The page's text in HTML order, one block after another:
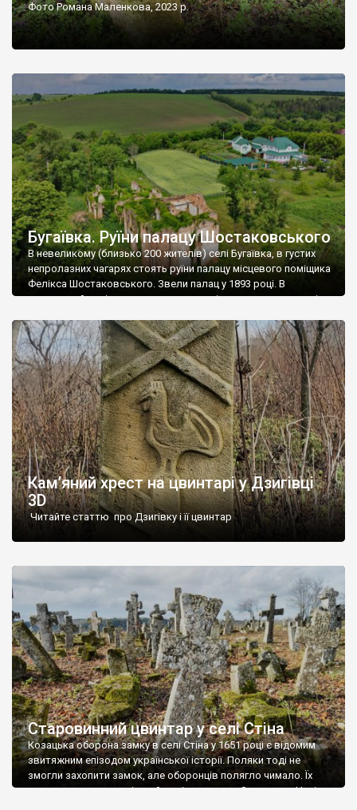
Фото Романа Маленкова, 2023 р.
Бугаївка. Руїни палацу Шостаковського
В невеликому (близько 200 жителів) селі Бугаївка, в густих
непролазних чагарях стоять руїни палацу місцевого поміщика
Фелікса Шостаковського. Звели палац у 1893 році. В
радянський період у ньому спочатку містилася школа, потім
століття тут розмістили туберкульозну лікарню. Коли із
палацу виїхала лікарня – ми точно не […]
Кам’яний хрест на цвинтарі у Дзигівці
3D
Читайте статтю про Дзигівку і її цвинтар
Старовинний цвинтар у селі Стіна
Козацька оборона замку в селі Стіна у 1651 році є відомим
звитяжним епізодом української історії. Поляки тоді не
змогли захопити замок, але оборонців полягло чимало. Їх
поховали на цвинтарі, який тоді називався Замковим. Нині на